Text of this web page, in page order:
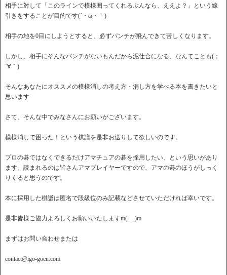
相手に対して「このラインで模様囲ってくれるぶんなら、ええよ？」という線
引きをすることが目的です(´・ω・｀)
相手の地を0目にしようとすると、必ずパンチが飛んできて苦しくなります。
しかし、相手にそんなパンチがないもんだから泥仕合になる、なんてことも(；
´∀｀)
そんなあなたにオススメの模様消しの考え方・消し方を学べる本を書きたいと
思います
さて、そんな中でみなさんにお願いがございます。
模様消しで困った！という棋譜を是非お送りして欲しいのです。
プロの碁ではなくできるだけアマチュアの碁を採用したい、という思いがあり
ます。読まれるのは皆さんアマプレイヤーですので、アマの碁のほうがしっく
りくると思うのです。
本に採用した棋譜は匿名で段級位のみ記載などさせていただければ幸いです。
是非皆様ご協力よろしくお願いいたしますm(_ _)m
まずはお問い合わせまたは
contact@igo-goen.com